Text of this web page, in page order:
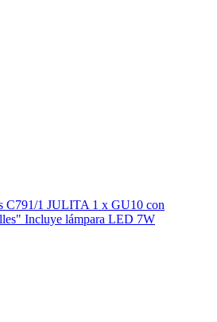
C791/1 JULITA 1 x GU10 con
Incluye lámpara LED 7W